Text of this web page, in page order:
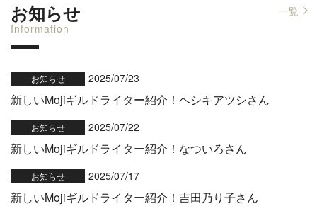
お知らせ
Information
一覧
お知らせ 2025/07/23
新しいMojiギルドライター紹介！ヘシキアツシさん
お知らせ 2025/07/22
新しいMojiギルドライター紹介！なついろさん
お知らせ 2025/07/17
新しいMojiギルドライター紹介！吉田乃り子さん